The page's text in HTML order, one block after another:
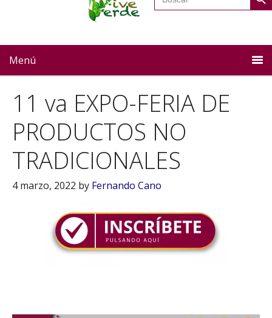
Menú
11 va EXPO-FERIA DE
PRODUCTOS NO
TRADICIONALES
4 marzo, 2022 by Fernando Cano